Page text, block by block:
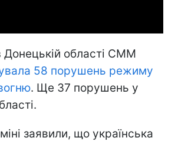
Донецькій області СММ
58 порушень режиму
. Ще 37 порушень у
заявили, що українська